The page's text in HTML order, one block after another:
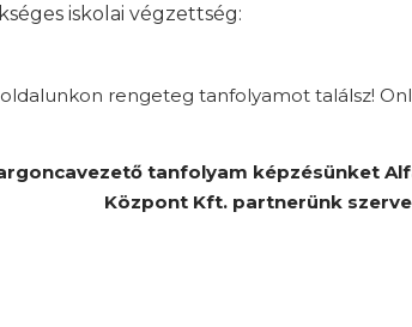
iskolai végzettség:
rengeteg tanfolyamot találsz!
tanfolyam képzésünket
Központ Kft. partnerünk